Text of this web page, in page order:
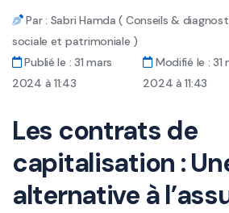
Par : Sabri Hamda ( Conseils &
sociale et patrimoniale )
Publié le : 31 mars
2024 à 11:43
Modifié le : 31
2024 à 11:43
Les contrats de
capitalisation :
alternative à